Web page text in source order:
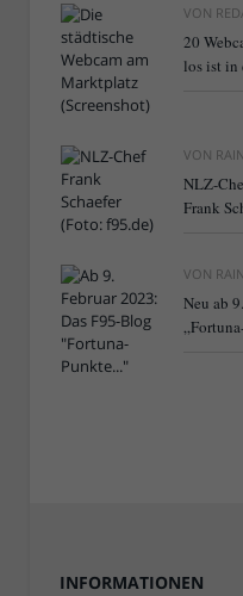
VON
20
los ist in
VON
NLZ-
Frank
VON
Neu ab
INFORMATIONEN